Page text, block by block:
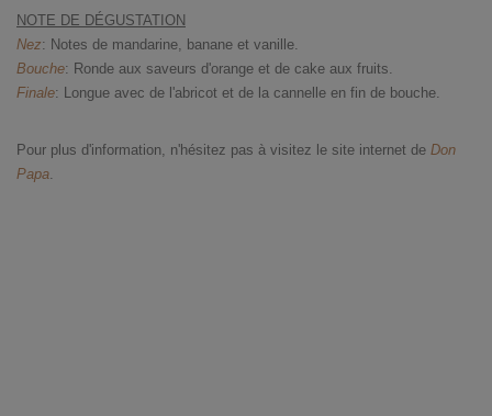
NOTE DE DÉGUSTATION
Nez: Notes de mandarine, banane et vanille.
Bouche: Ronde aux saveurs d'orange et de cake aux fruits.
Finale: Longue avec de l'abricot et de la cannelle en fin de bouche.
Pour plus d'information, n'hésitez pas à visitez le site internet de Don
Papa.